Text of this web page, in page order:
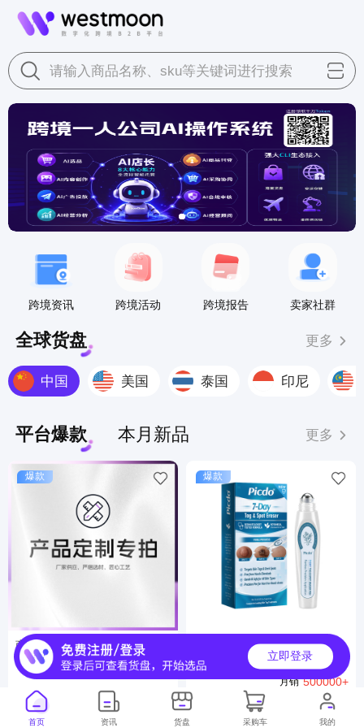
请输入商品名称、sku等关键词进行搜索
跨境资讯 跨境活动 跨境报告 卖家社群
全球货盘 更多
中国 美国 泰国 印尼
平台爆款 本月新品 更多
爆款
商品定制服务
月销 6000000+
爆款
ODM 皮肤护理滚珠笔 温和清
洁身体尤点柔嫩光滑局部肌肤
便捷护理笔
月销 500000+
立即登录
首页 资讯 货盘 采购车 我的